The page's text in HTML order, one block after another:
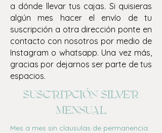
a dónde llevar tus cajas. Si quisieras
algún mes hacer el envío de tu
suscripción a otra dirección ponte en
contacto con nosotros por medio de
Instagram o whatsapp. Una vez más,
gracias por dejarnos ser parte de tus
espacios.
SUSCRIPCIóN SILVER
mensual
Mes a mes sin clausulas de permanencia.